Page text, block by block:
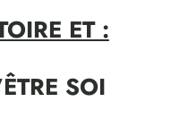
ET :
SOI